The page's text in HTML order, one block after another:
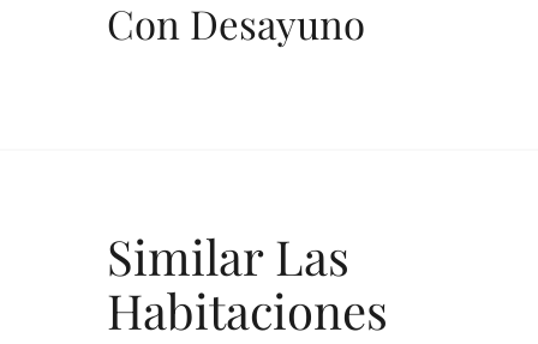
Con Desayuno
SimilarLas
Habitaciones